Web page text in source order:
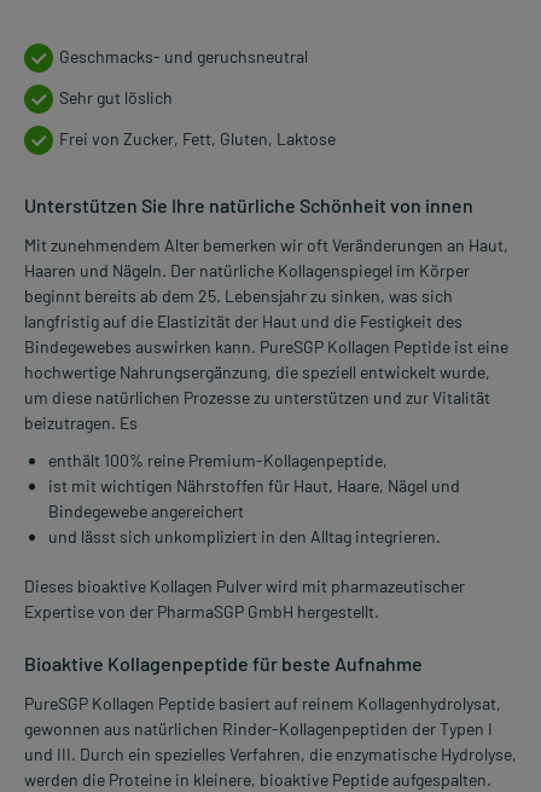
Geschmacks- und geruchsneutral
Sehr gut löslich
Frei von Zucker, Fett, Gluten, Laktose
Unterstützen Sie Ihre natürliche Schönheit von innen
Mit zunehmendem Alter bemerken wir oft Veränderungen an Haut,
Haaren und Nägeln. Der natürliche Kollagenspiegel im Körper
beginnt bereits ab dem 25. Lebensjahr zu sinken, was sich
langfristig auf die Elastizität der Haut und die Festigkeit des
Bindegewebes auswirken kann. PureSGP Kollagen Peptide ist eine
hochwertige Nahrungsergänzung, die speziell entwickelt wurde,
um diese natürlichen Prozesse zu unterstützen und zur Vitalität
beizutragen. Es
enthält 100% reine Premium-Kollagenpeptide,
ist mit wichtigen Nährstoffen für Haut, Haare, Nägel und
Bindegewebe angereichert
und lässt sich unkompliziert in den Alltag integrieren.
Dieses bioaktive Kollagen Pulver wird mit pharmazeutischer
Expertise von der PharmaSGP GmbH hergestellt.
Bioaktive Kollagenpeptide für beste Aufnahme
PureSGP Kollagen Peptide basiert auf reinem Kollagenhydrolysat,
gewonnen aus natürlichen Rinder-Kollagenpeptiden der Typen I
und III. Durch ein spezielles Verfahren, die enzymatische Hydrolyse,
werden die Proteine in kleinere, bioaktive Peptide aufgespalten.